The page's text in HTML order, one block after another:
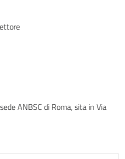
ANBSC di Roma, sita in Via